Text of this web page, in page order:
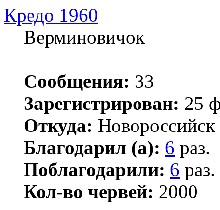
Кредо 1960
Верминовичок
Сообщения: 33
Зарегистрирован: 25
Откуда: Новороссийск
Благодарил (а): 6 раз.
Поблагодарили: 6 раз.
Кол-во червей: 2000